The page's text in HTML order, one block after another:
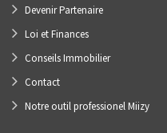
Devenir Partenaire
Loi et Finances
Conseils Immobilier
Contact
Notre outil professionel Miizy